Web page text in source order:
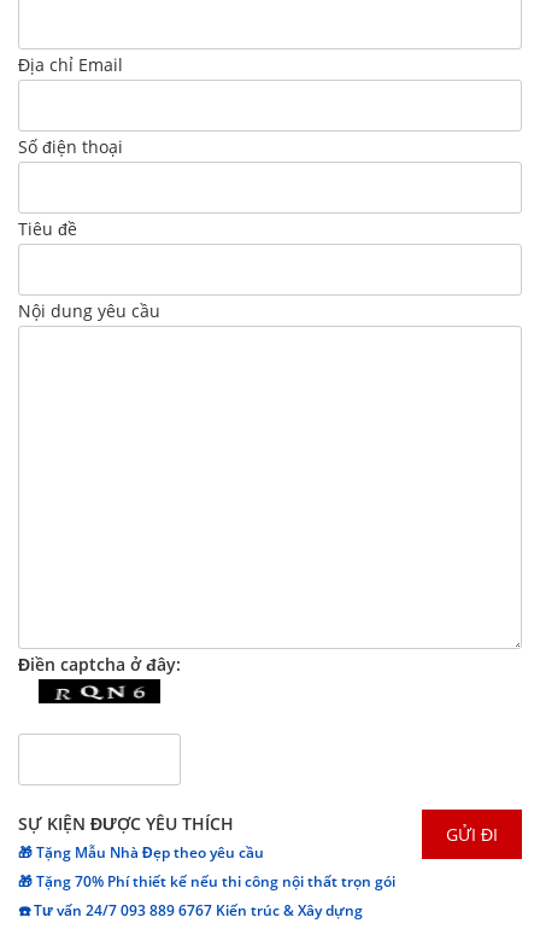
Địa chỉ Email
Số điện thoại
Tiêu đề
Nội dung yêu cầu
Điền captcha ở đây:
SỰ KIỆN ĐƯỢC YÊU THÍCH
🎁 Tặng Mẫu Nhà Đẹp theo yêu cầu
🎁 Tặng 70% Phí thiết kế nếu thi công nội thất trọn gói
☎️ Tư vấn 24/7 093 889 6767 Kiến trúc & Xây dựng